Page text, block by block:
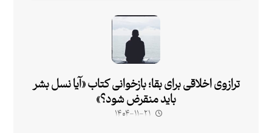
ترازوی اخلاقی برای بقا؛ بازخوانی کتاب «آیا نسل بشر
باید منقرض شود؟»
۱۴۰۴-۱۱-۲۱